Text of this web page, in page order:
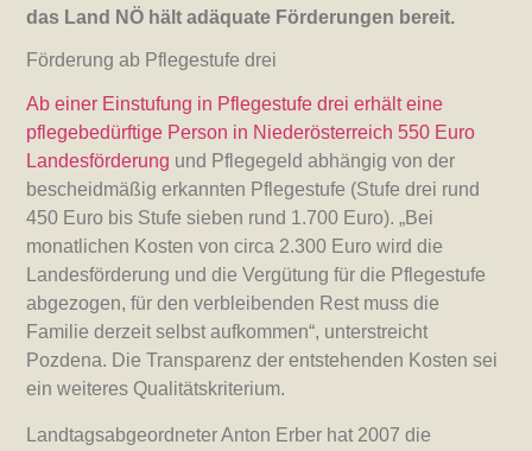
das Land NÖ hält adäquate Förderungen bereit.
Förderung ab Pflegestufe drei
Ab einer Einstufung in Pflegestufe drei erhält eine
pflegebedürftige Person in Niederösterreich 550 Euro
Landesförderung und Pflegegeld abhängig von der
bescheidmäßig erkannten Pflegestufe (Stufe drei rund
450 Euro bis Stufe sieben rund 1.700 Euro). „Bei
monatlichen Kosten von circa 2.300 Euro wird die
Landesförderung und die Vergütung für die Pflegestufe
abgezogen, für den verbleibenden Rest muss die
Familie derzeit selbst aufkommen“, unterstreicht
Pozdena. Die Transparenz der entstehenden Kosten sei
ein weiteres Qualitätskriterium.
Landtagsabgeordneter Anton Erber hat 2007 die